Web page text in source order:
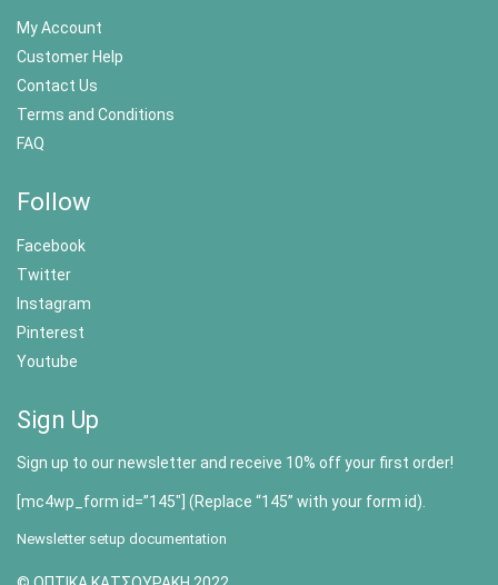
My Account
Customer Help
Contact Us
Terms and Conditions
FAQ
Follow
Facebook
Twitter
Instagram
Pinterest
Youtube
Sign Up
Sign up to our newsletter and receive 10% off your first order!
[mc4wp_form id=”145″] (Replace “145” with your form id).
Newsletter setup documentation